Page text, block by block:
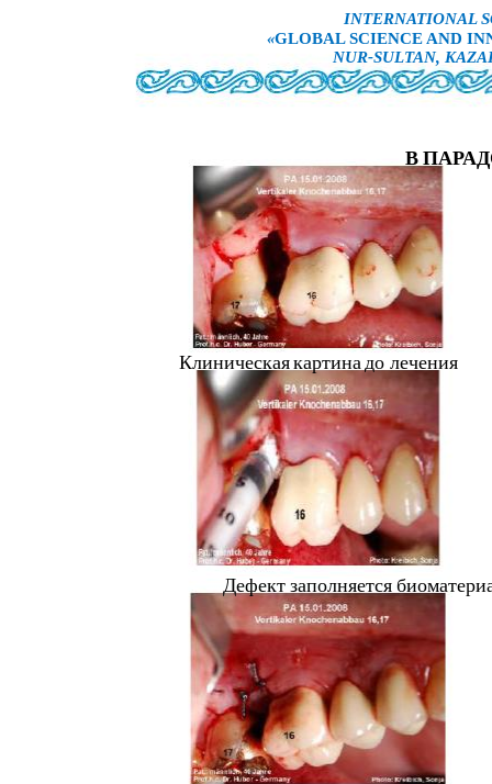
INTERNATIONAL
«GLOBAL SCIENCE AND
NUR-SULTAN,
В
Клиническаякартинадо лечения
Дефект заполняется